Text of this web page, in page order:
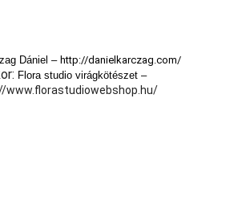
Dániel – http://danielkarczag.com/
Flora studio virágkötészet –
www.florastudiowebshop.hu/